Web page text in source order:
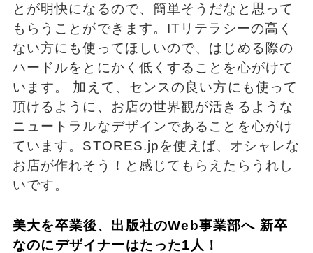
とが明快になるので、簡単そうだなと思って
もらうことができます。ITリテラシーの高く
ない方にも使ってほしいので、はじめる際の
ハードルをとにかく低くすることを心がけて
います。 加えて、センスの良い方にも使って
頂けるように、お店の世界観が活きるような
ニュートラルなデザインであることを心がけ
ています。STORES.jpを使えば、オシャレな
お店が作れそう！と感じてもらえたらうれし
いです。
美大を卒業後、出版社のWeb事業部へ 新卒
なのにデザイナーはたった1人！